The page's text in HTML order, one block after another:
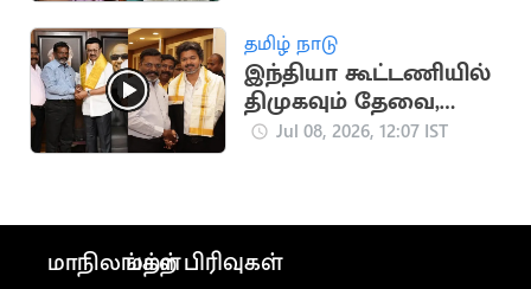
தமிழ் நாடு
இந்தியா கூட்டணியில்
திமுகவும் தேவை,
தவெகவும் தேவை -
Jul 08, 2026, 12:07 IST
மாநிலங்கள்மற்ற பிரிவுகள்